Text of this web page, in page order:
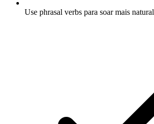
Use phrasal verbs para soar mais natural